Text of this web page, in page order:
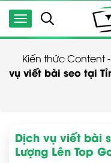
Kiến thức Content
vụ viết bài seo tại
Dịch vụ viết bài
Lượng Lên Top